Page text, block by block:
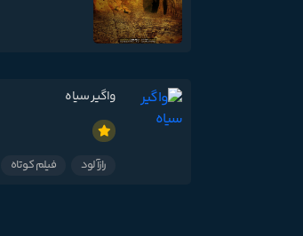
واگیر سیاه
رازآلود فیلم کوتاه